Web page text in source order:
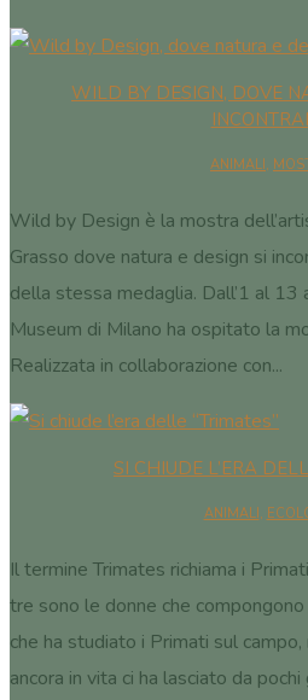
WILD BY DESIGN, DOVE
ANIMALI,
Wild by Design è la mostra
Grasso dove natura e design si
della stessa medaglia. Dall’1 al
Museum di Milano ha ospitato la
Realizzata in collaborazione con...
SI CHIUDE L’ERA
ANIMALI,
Il termine Trimates richiama i
tre sono le donne che
che ha studiato i Primati sul
ancora in vita ci ha lasciato da